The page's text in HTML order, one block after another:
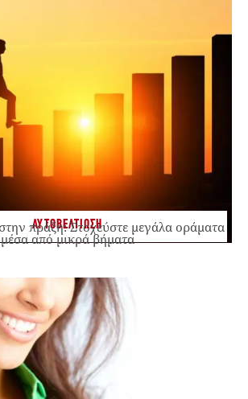
ΑΥΤΟΒΕΛΤΙΩΣΗ
πράξη: Στοχεύστε μεγάλα οράματα
μέσα από μικρά βήματα